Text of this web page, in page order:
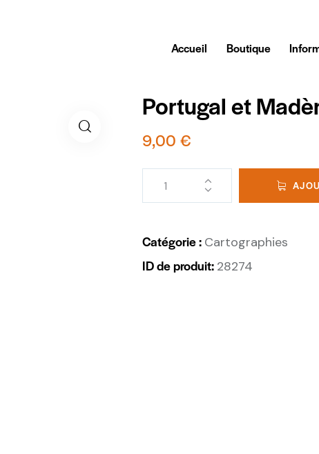
Accueil Boutique
Portugal et
9,00 €
Catégorie : Cartographies
ID de produit: 28274